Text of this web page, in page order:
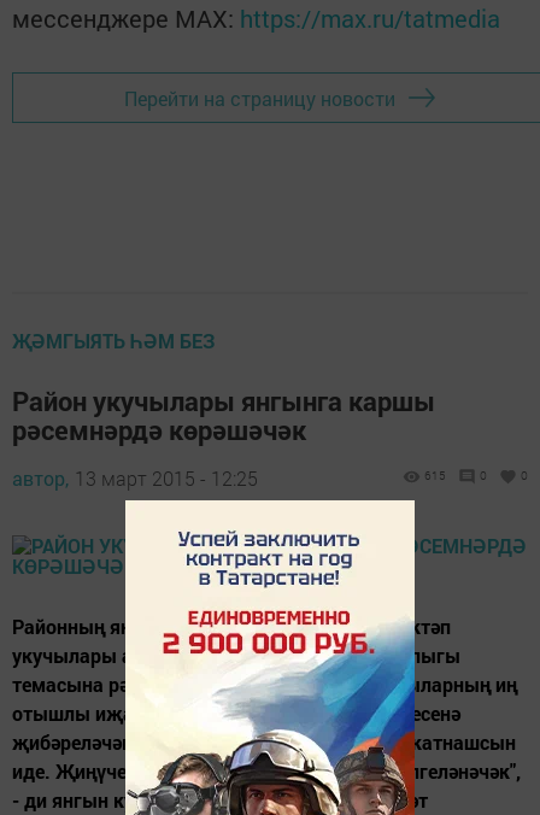
мессенджере MАХ: https://max.ru/tatmedia
Перейти на страницу новости
ҖӘМГЫЯТЬ ҺӘМ БЕЗ
Район укучылары янгынга каршы
рәсемнәрдә көрәшәчәк
автор, 13 март 2015 - 12:25 615 0 0
Районның янгынга каршы көрәш бүлеге мәктәп
укучылары арасында янгын куркынычсызлыгы
темасына рәсем бәйгесе игълан итте. Укучыларның иң
отышлы иҗат җимешләре республика бәйгесенә
җибәреләчәк. "Барлык мәктәпләр дә актив катнашсын
иде. Җиңүчеләр берничә төркемгә бүлеп билгеләнәчәк",
- ди янгын куркынычсызлыгы буенча дәүләт